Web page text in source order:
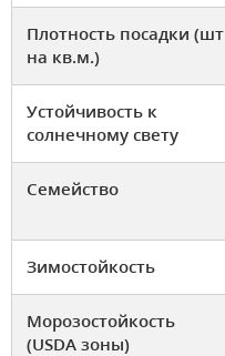
Плотность посадки (шт
на кв.м.)
Устойчивость к
солнечному свету
Семейство
Зимостойкость
Морозостойкость
(USDA зоны)